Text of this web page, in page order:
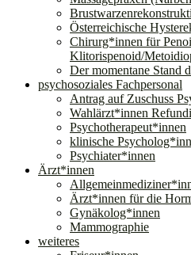
Österreichische
Chirurg*innen für
Klitorispenoid/
Der momentane Stand
psychosoziales Fachpersonal
Antrag auf Zuschuss
Wahlärzt*innen
Psychotherapeut*innen
klinische
Psychiater*innen
Ärzt*innen
Ärzt*innen für die
Gynäkolog*innen
Mammographie
weiteres